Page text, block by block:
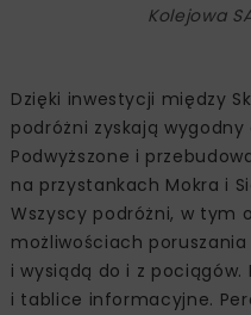
Kolejowa
Dzięki inwestycji między
podróżni zyskają
Podwyższone i
na przystankach Mokra i
Wszyscy podróżni, w tym
możliwościach
i wysiądą do i z pociągów.
i tablice informacyjne.